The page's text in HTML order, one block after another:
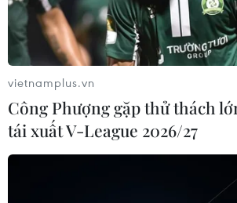
Nga phản đối Tổng thống
vietnamplus.vn
Công Phượng gặp thử thách
tái xuất V-League 2026/27